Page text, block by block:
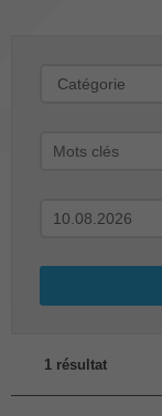
1 résultat